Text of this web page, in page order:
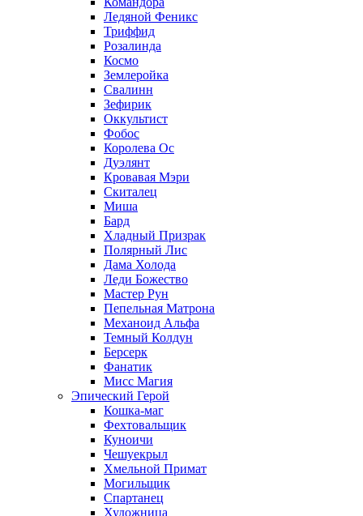
Ледяной Феникс
Триффид
Розалинда
Космо
Землеройка
Свалинн
Зефирик
Оккультист
Фобос
Королева Ос
Дуэлянт
Кровавая Мэри
Скиталец
Миша
Бард
Хладный Призрак
Полярный Лис
Дама Холода
Леди Божество
Мастер Рун
Пепельная Матрона
Механоид Альфа
Темный Колдун
Берсерк
Фанатик
Мисс Магия
Эпический Герой
Кошка-маг
Фехтовальщик
Куноичи
Чешуекрыл
Хмельной Примат
Могильщик
Спартанец
Художница